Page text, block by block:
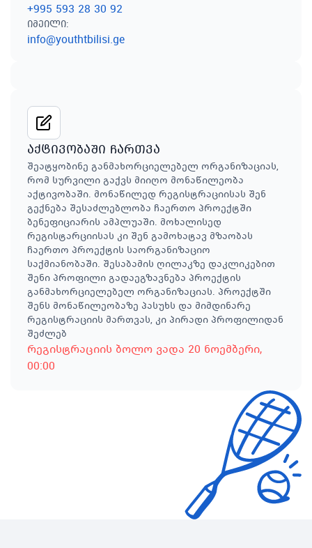
+995 593 28 30 92
იმეილი:
info@youthtbilisi.ge
აქტივობაში ჩართვა
შეატყობინე განმახორციელებელ ორგანიზაციას,
რომ სურვილი გაქვს მიიღო მონაწილეობა
აქტივობაში. მონაწილედ რეგისტრაციისას შენ
გექნება შესაძლებლობა ჩაერთო პროექტში
ბენეფიციარის ამპლუაში. მოხალისედ
რეგისტარციისას კი შენ გამოხატავ მზაობას
ჩაერთო პროექტის საორგანიზაციო
საქმიანობაში. შესაბამის ღილაკზე დაკლიკებით
შენი პროფილი გადაეგზავნება პროექტის
განმახორციელებელ ორგანიზაციას. პროექტში
შენს მონაწილეობაზე პასუხს და მიმდინარე
რეგისტრაციის მართვას, კი პირადი პროფილიდან
შეძლებ
რეგისტრაციის ბოლო ვადა 20 ნოემბერი,
00:00